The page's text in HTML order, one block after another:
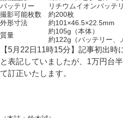
バッテリー
リチウムイオンバッテ
撮影可能枚数
約200枚
外形寸法
約101×46.5×22.5mm
質量
約105g（本体）
約122g（バッテリー、
【5月22日11時15分】記事初出
と表記していましたが、1万円台
て訂正いたします。